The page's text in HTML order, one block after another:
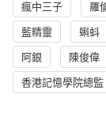
瘋中三子 羅
藍精靈 蝌蚪
阿銀 陳俊偉
香港記憶學院總監